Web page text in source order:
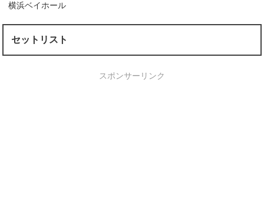
横浜ベイホール
セットリスト
スポンサーリンク